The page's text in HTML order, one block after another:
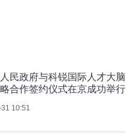
民政府与科锐国际人才大脑
合作签约仪式在京成功举行
10:51